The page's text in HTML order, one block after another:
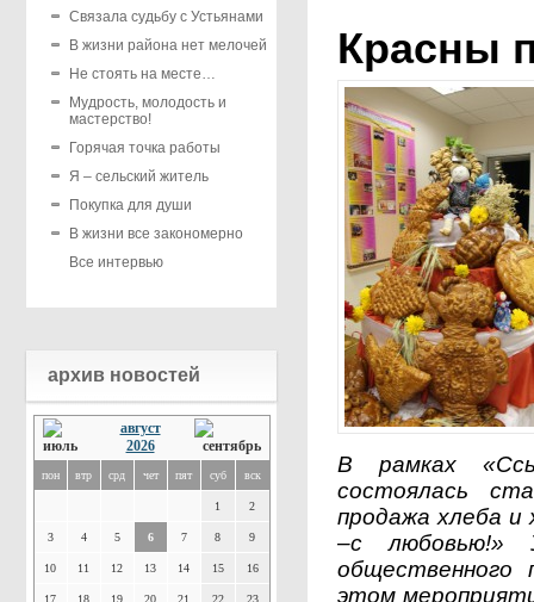
Связала судьбу с Устьянами
В жизни района нет мелочей
Не стоять на месте…
Мудрость, молодость и
мастерство!
Горячая точка работы
Я – сельский житель
Покупка для души
В жизни все закономерно
Все интервью
архив новостей
август
2026
пон втр срд чет пят суб вск
1 2
3 4 5 6 7 8 9
10 11 12 13 14 15 16
17 18 19 20 21 22 23
Красны
В рамках
состоялась
продажа хлеба и
–с любовью!»
общественного
этом